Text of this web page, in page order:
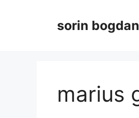
sorin
marius